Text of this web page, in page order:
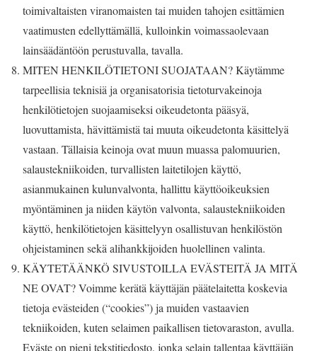
toimivaltaisten viranomaisten tai muiden tahojen esittämien
vaatimusten edellyttämällä, kulloinkin voimassaolevaan
lainsäädäntöön perustuvalla, tavalla.
MITEN HENKILÖTIETONI SUOJATAAN? Käytämme
tarpeellisia teknisiä ja organisatorisia tietoturvakeinoja
henkilötietojen suojaamiseksi oikeudetonta pääsyä,
luovuttamista, hävittämistä tai muuta oikeudetonta käsittelyä
vastaan. Tällaisia keinoja ovat muun muassa palomuurien,
salaustekniikoiden, turvallisten laitetilojen käyttö,
asianmukainen kulunvalvonta, hallittu käyttöoikeuksien
myöntäminen ja niiden käytön valvonta, salaustekniikoiden
käyttö, henkilötietojen käsittelyyn osallistuvan henkilöstön
ohjeistaminen sekä alihankkijoiden huolellinen valinta.
KÄYTETÄÄNKÖ SIVUSTOILLA EVÄSTEITÄ JA MITÄ
NE OVAT? Voimme kerätä käyttäjän päätelaitetta koskevia
tietoja evästeiden (“cookies”) ja muiden vastaavien
tekniikoiden, kuten selaimen paikallisen tietovaraston, avulla.
Eväste on pieni tekstitiedosto, jonka selain tallentaa käyttäjän